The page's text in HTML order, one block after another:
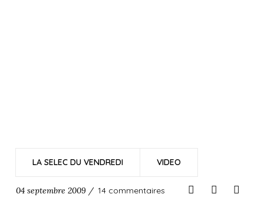
LA SELEC DU VENDREDI VIDEO
04 septembre 2009 / 14 commentaires